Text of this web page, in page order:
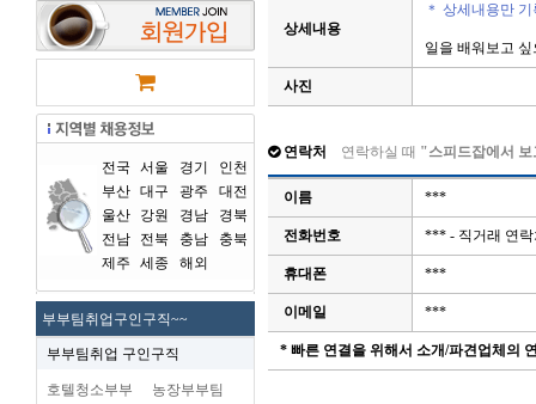
전국 서울 경기
인천
부산 대구 광주
대전
울산
강원 경남
경북
전남
전북 충남
충북
제주
세종 해외
부부팀취업구인구직~~
부부팀취업 구인구직
호텔청소부부 농장부부팀
상세내용
＊ 상세내용만
일을 배워보고
사진
연락처 연락하실 때 "스피드잡에서
이름 ***
전화번호 *** - 직거래 연
휴대폰 ***
이메일 ***
* 빠른 연결을 위해서 소개/파견업체의